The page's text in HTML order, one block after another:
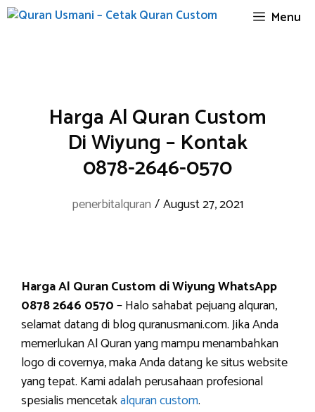
Skip
Menu
Harga Al Quran Custom
Di Wiyung – Kontak
0878-2646-0570
penerbitalquran /August 27, 2021
Harga Al Quran Custom di Wiyung WhatsApp
0878 2646 0570– Halo sahabat pejuang alquran,
selamat datang di blog quranusmani.com. Jika Anda
memerlukan Al Quran yang mampu menambahkan
logo di covernya, maka Anda datang ke situs website
yang tepat. Kami adalah perusahaan profesional
spesialis mencetakalquran custom.